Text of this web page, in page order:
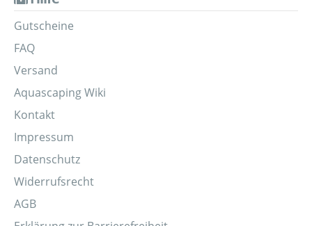
Gutscheine
FAQ
Versand
Aquascaping Wiki
Kontakt
Impressum
Datenschutz
Widerrufsrecht
AGB